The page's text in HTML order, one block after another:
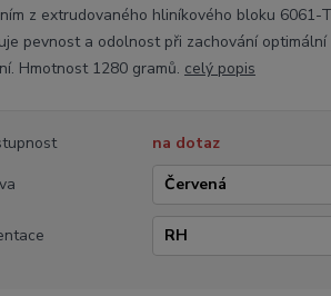
z extrudovaného hliníkového bloku 6061-
pevnost a odolnost při zachování
Hmotnost 1280 gramů. celý popis
na dotaz